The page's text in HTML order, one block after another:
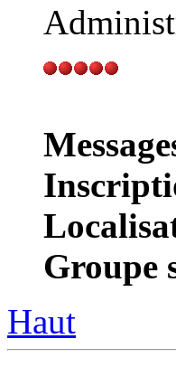
Groupe
Haut